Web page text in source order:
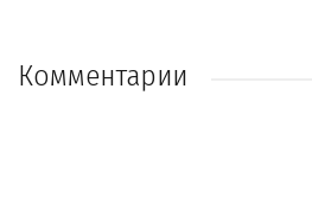
Комментарии